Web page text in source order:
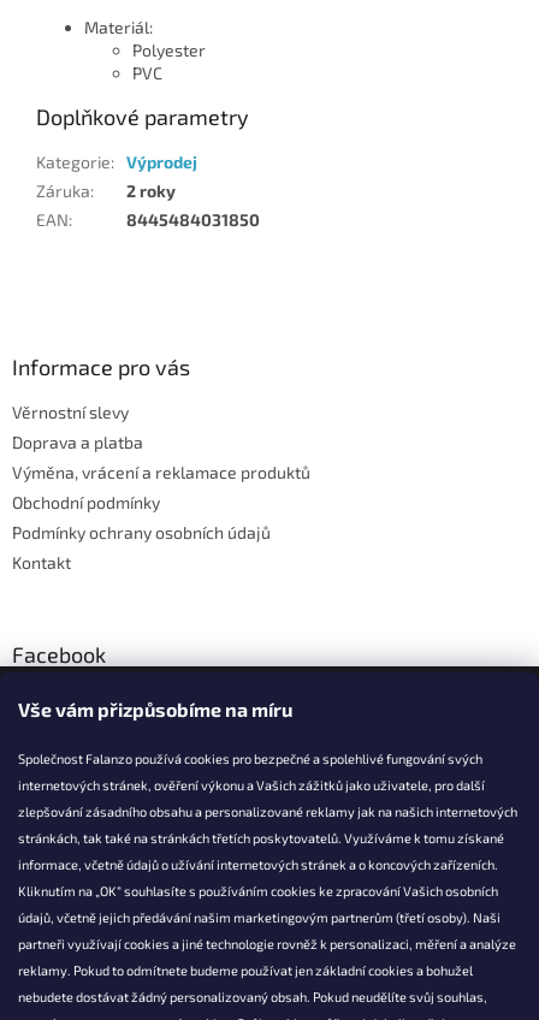
Vše vám přizpůsobíme na míru
Společnost Falanzo používá cookies pro bezpečné a spolehlivé fungování svých
internetových stránek, ověření výkonu a Vašich zážitků jako uživatele, pro další
zlepšování zásadního obsahu a personalizované reklamy jak na našich internetových
stránkách, tak také na stránkách třetích poskytovatelů. Využíváme k tomu získané
informace, včetně údajů o užívání internetových stránek a o koncových zařízeních.
Kliknutím na „OK“ souhlasíte s používáním cookies ke zpracování Vašich osobních
údajů, včetně jejich předávání našim marketingovým partnerům (třetí osoby). Naši
partneři využívají cookies a jiné technologie rovněž k personalizaci, měření a analýze
reklamy. Pokud to odmítnete budeme používat jen základní cookies a bohužel
nebudete dostávat žádný personalizovaný obsah. Pokud neudělíte svůj souhlas,
Materiál:
Polyester
PVC
Doplňkové parametry
Kategorie: Výprodej
Záruka:
2 roky
EAN: 8445484031850
Informace pro vás
Věrnostní slevy
Doprava a platba
Výměna, vrácení a reklamace produktů
Obchodní podmínky
Podmínky ochrany osobních údajů
Kontakt
Facebook
KONTAKT
info@falanzo.cz
Falanzo.cz
FalanzoCZ